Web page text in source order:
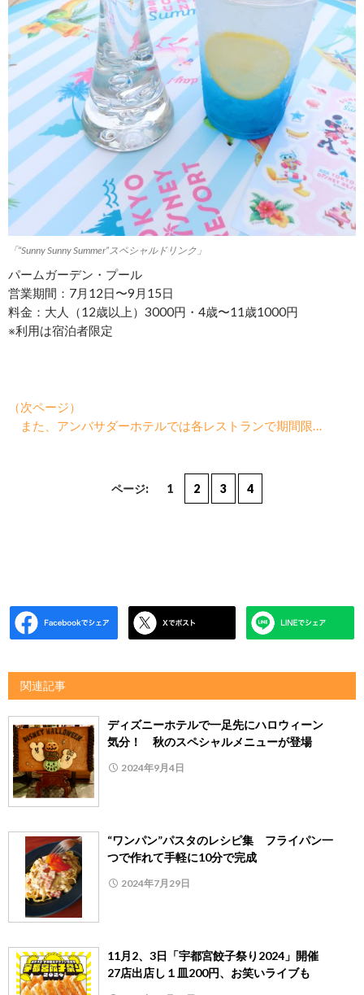
「“Sunny Sunny Summer”スペシャルドリンク」
パームガーデン・プール
営業期間：7月12日〜9月15日
料金：大人（12歳以上）3000円・4歳〜11歳1000円
※利用は宿泊者限定
（次ページ）
また、アンバサダーホテルでは各レストランで期間限…
ページ: 1 2 3 4
関連記事
ディズニーホテルで一足先にハロウィーン
気分！ 秋のスペシャルメニューが登場
2024年9月4日
“ワンパン”パスタのレシピ集 フライパン一
つで作れて手軽に10分で完成
2024年7月29日
11月2、3日「宇都宮餃子祭り2024」開催
27店出店し１皿200円、お笑いライブも